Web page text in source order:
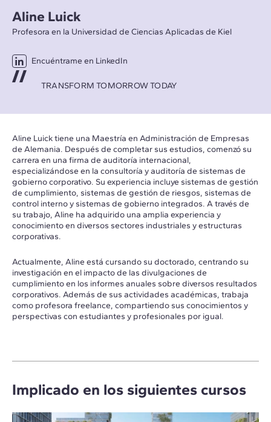
Aline Luick
Profesora en la Universidad de Ciencias Aplicadas de Kiel
Encuéntrame en LinkedIn
TRANSFORM TOMORROW TODAY
Aline Luick tiene una Maestría en Administración de Empresas
de Alemania. Después de completar sus estudios, comenzó su
carrera en una firma de auditoría internacional,
especializándose en la consultoría y auditoría de sistemas de
gobierno corporativo. Su experiencia incluye sistemas de gestión
de cumplimiento, sistemas de gestión de riesgos, sistemas de
control interno y sistemas de gobierno integrados. A través de
su trabajo, Aline ha adquirido una amplia experiencia y
conocimiento en diversos sectores industriales y estructuras
corporativas.
Actualmente, Aline está cursando su doctorado, centrando su
investigación en el impacto de las divulgaciones de
cumplimiento en los informes anuales sobre diversos resultados
corporativos. Además de sus actividades académicas, trabaja
como profesora freelance, compartiendo sus conocimientos y
perspectivas con estudiantes y profesionales por igual.
Implicado en los siguientes cursos